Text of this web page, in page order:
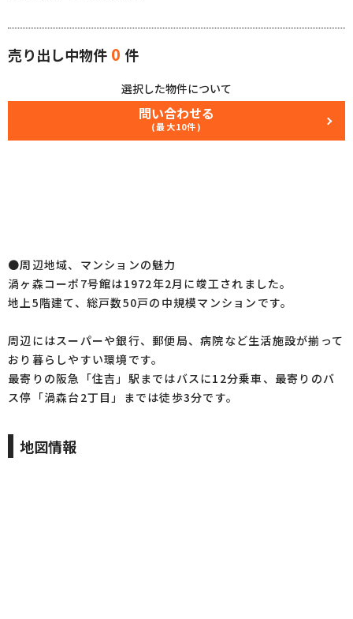
売り出し中物件 0 件
選択した物件について
問い合わせる
(最大10件)
●周辺地域、マンションの魅力
渦ヶ森コーポ7号館は1972年2月に竣工されました。
地上5階建て、総戸数50戸の中規模マンションです。
周辺にはスーパーや銀行、郵便局、病院など生活施設が揃って
おり暮らしやすい環境です。
最寄りの阪急「住吉」駅まではバスに12分乗車、最寄りのバ
ス停「渦森台2丁目」までは徒歩3分です。
地図情報